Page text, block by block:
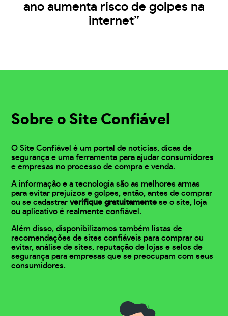
ano aumenta risco de golpes na
internet”
Sobre o Site Confiável
O Site Confiável é um portal de notícias, dicas de
segurança e uma ferramenta para ajudar consumidores
e empresas no processo de compra e venda.
A informação e a tecnologia são as melhores armas
para evitar prejuízos e golpes, então, antes de comprar
ou se cadastrarverifique gratuitamente se o site, loja
ou aplicativo é realmente confiável.
Além disso, disponibilizamos também listas de
recomendações de sites confiáveis para comprar ou
evitar, análise de sites, reputação de lojas e selos de
segurança para empresas que se preocupam com seus
consumidores.